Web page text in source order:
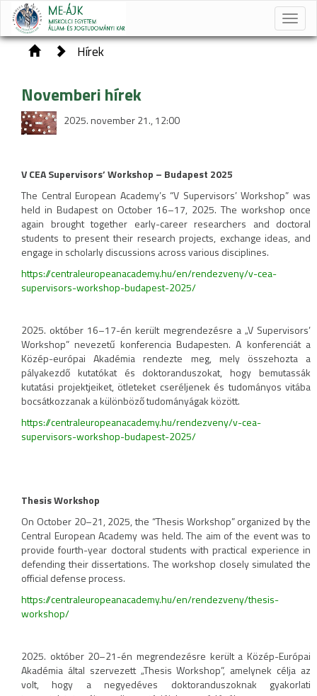
Toggle
Hírek
Novemberi hírek
2025. november 21., 12:00
V CEA Supervisors’ Workshop – Budapest 2025
The Central European Academy’s “V Supervisors’ Workshop” was
held in Budapest on October 16–17, 2025. The workshop once
again brought together early-career researchers and doctoral
students to present their research projects, exchange ideas, and
engage in scholarly discussions across various disciplines.
https://centraleuropeanacademy.hu/en/rendezveny/v-cea-
supervisors-workshop-budapest-2025/
2025. október 16–17-én került megrendezésre a „V Supervisors’
Workshop” nevezetű konferencia Budapesten. A konferenciát a
Közép-európai Akadémia rendezte meg, mely összehozta a
pályakezdő kutatókat és doktoranduszokat, hogy bemutassák
kutatási projektjeiket, ötleteket cseréljenek és tudományos vitába
bocsátkozzanak a különböző tudományágak között.
https://centraleuropeanacademy.hu/rendezveny/v-cea-
supervisors-workshop-budapest-2025/
Thesis Workshop
On October 20–21, 2025, the “Thesis Workshop” organized by the
Central European Academy was held. The aim of the event was to
provide fourth-year doctoral students with practical experience in
defending their dissertations. The workshop closely simulated the
official defense process.
https://centraleuropeanacademy.hu/en/rendezveny/thesis-
workshop/
2025. október 20–21-én megrendezésre került a Közép-Európai
Akadémia által szervezett „Thesis Workshop”, amelynek célja az
volt, hogy a negyedéves doktoranduszoknak gyakorlati